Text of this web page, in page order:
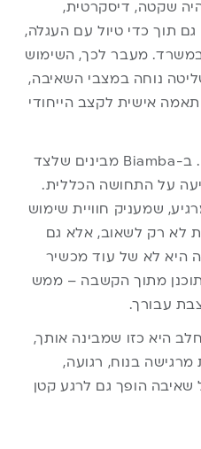
שקטה, דיסקרטית,
תוך כדי טיול עם העגלה,
מעבר לכך, השימוש
נוחה במצבי השאיבה,
אישית לקצב הייחודי
העיצוב עצמו לא פחות חשוב. ב-Biamba מבינים שלצד
על התחושה הכללית.
שמעניק חוויית שימוש
לא רק לשאוב, אלא גם
היא לא של עוד מכשיר
מתוך הקשבה – ממש
עבורך.
היא כזו שמבינה אותך,
בנוח, רגועה,
הופך גם לרגע קטן